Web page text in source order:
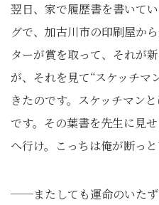
翌日、家で履歴書を書いて
グで、加古川市の印刷屋か
ターが賞を取って、それが
が、それを見て“スケッチマ
きたのです。スケッチマン
です。その葉書を先生に見
へ行け。こっちは俺が断っと
──またしても運命のいたず